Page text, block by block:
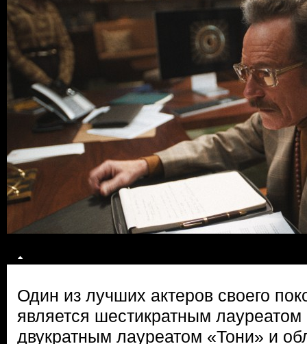
Один из лучших актеров своего
является шестикратным
двукратным лауреатом «Тони» и